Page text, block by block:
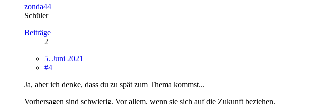
zonda44
Schüler
Beiträge
2
5. Juni 2021
#4
Ja, aber ich denke, dass du zu spät zum Thema kommst...
Vorhersagen sind schwierig. Vor allem, wenn sie sich auf die Zukunft beziehen.